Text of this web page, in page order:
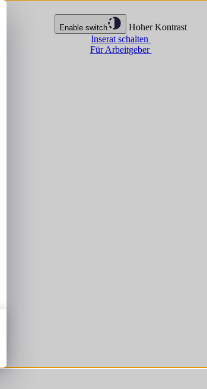
Enable switch
Hoher Kontrast
Inserat schalten
Für Arbeitgeber